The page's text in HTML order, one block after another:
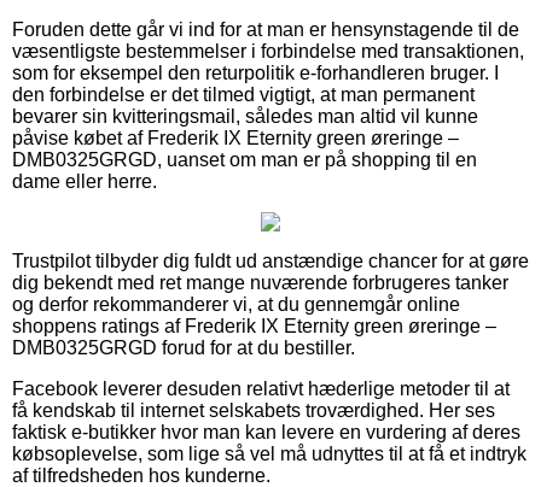
Foruden dette går vi ind for at man er hensynstagende til de
væsentligste bestemmelser i forbindelse med transaktionen,
som for eksempel den returpolitik e-forhandleren bruger. I
den forbindelse er det tilmed vigtigt, at man permanent
bevarer sin kvitteringsmail, således man altid vil kunne
påvise købet af Frederik IX Eternity green øreringe –
DMB0325GRGD, uanset om man er på shopping til en
dame eller herre.
Trustpilot tilbyder dig fuldt ud anstændige chancer for at gøre
dig bekendt med ret mange nuværende forbrugeres tanker
og derfor rekommanderer vi, at du gennemgår online
shoppens ratings af Frederik IX Eternity green øreringe –
DMB0325GRGD forud for at du bestiller.
Facebook leverer desuden relativt hæderlige metoder til at
få kendskab til internet selskabets troværdighed. Her ses
faktisk e-butikker hvor man kan levere en vurdering af deres
købsoplevelse, som lige så vel må udnyttes til at få et indtryk
af tilfredsheden hos kunderne.